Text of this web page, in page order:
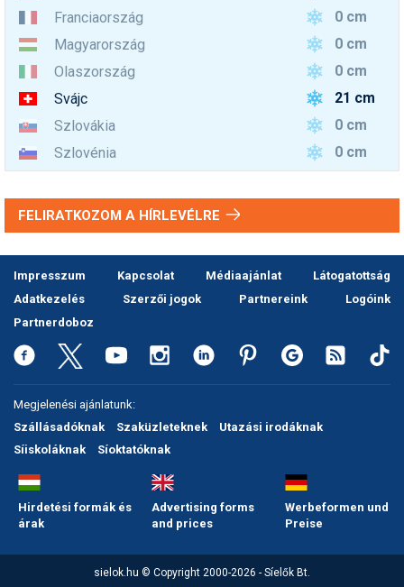
Franciaország
0 cm
Magyarország
0 cm
Olaszország
0 cm
Svájc
21 cm
Szlovákia
0 cm
Szlovénia
0 cm
FELIRATKOZOM A HÍRLEVÉLRE
Impresszum Kapcsolat Médiaajánlat
Látogatottság
Adatkezelés
Szerzői jogok Partnereink
Logóink
Partnerdoboz
Megjelenési ajánlatunk:
Szállásadóknak
Szaküzleteknek
Utazási irodáknak
Síiskoláknak
Síoktatóknak
Hirdetési formák és
árak
Advertising forms
and prices
Werbeformen und
Preise
sielok.hu © Copyright 2000-2026 - Síelők Bt.